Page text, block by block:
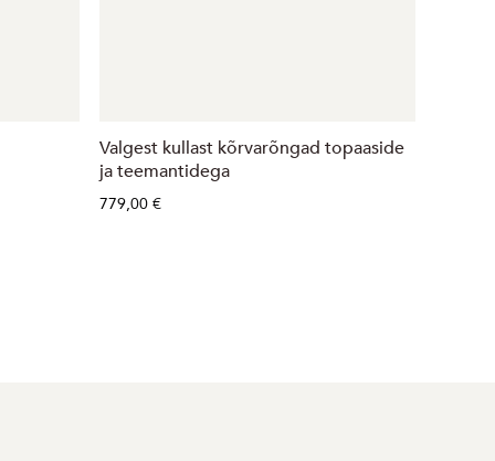
Valgest kullast kõrvarõngad topaaside
ja teemantidega
779,00 €